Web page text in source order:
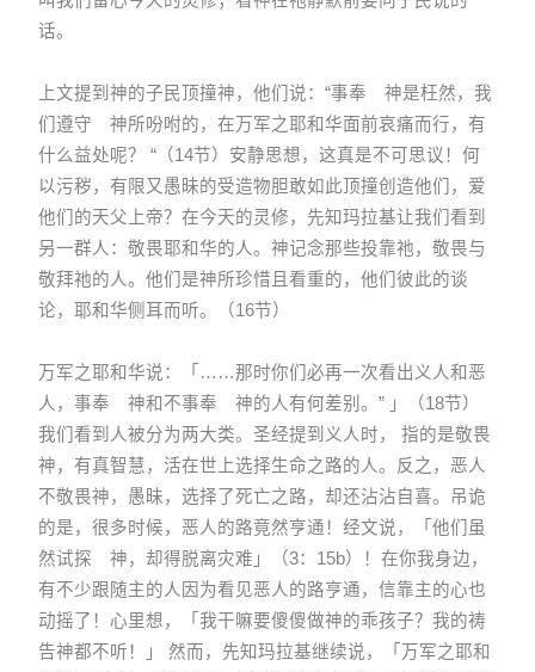
话。
上文提到神的子民顶撞神，他们说：“事奉 神是枉然，我
们遵守 神所吩咐的，在万军之耶和华面前哀痛而行，有
什么益处呢？ “（14节）安静思想，这真是不可思议！何
以污秽，有限又愚昧的受造物胆敢如此顶撞创造他们，爱
他们的天父上帝？在今天的灵修，先知玛拉基让我们看到
另一群人：敬畏耶和华的人。神记念那些投靠祂，敬畏与
敬拜祂的人。他们是神所珍惜且看重的，他们彼此的谈
论，耶和华侧耳而听。（16节）
万军之耶和华说：「……那时你们必再一次看出义人和恶
人，事奉 神和不事奉 神的人有何差别。” 」（18节）
我们看到人被分为两大类。圣经提到义人时， 指的是敬畏
神，有真智慧，活在世上选择生命之路的人。反之，恶人
不敬畏神，愚昧，选择了死亡之路，却还沾沾自喜。吊诡
的是，很多时候，恶人的路竟然亨通！经文说，「他们虽
然试探 神，却得脱离灾难」（3：15b）！在你我身边，
有不少跟随主的人因为看见恶人的路亨通，信靠主的心也
动摇了！心里想，「我干嘛要傻傻做神的乖孩子？我的祷
告神都不听！」 然而，先知玛拉基继续说，「万军之耶和